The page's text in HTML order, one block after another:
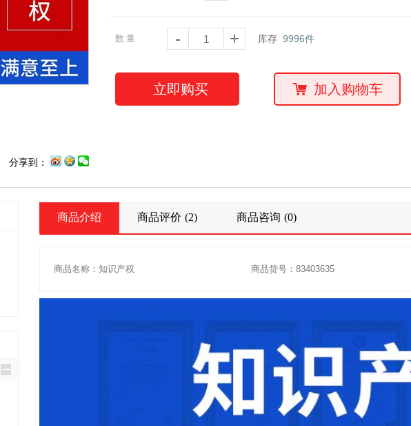
数量 - + 库存 9996件
立即购买 加入购物车
分享到：
商品介绍 商品评价 (2) 商品咨询 (0)
商品名称：知识产权 商品货号：83403635